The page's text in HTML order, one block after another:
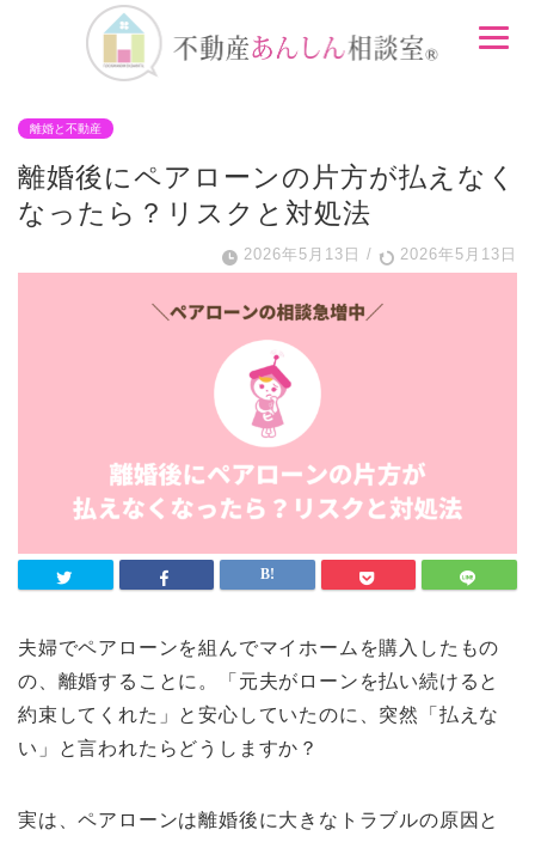
離婚と不動産
離婚後にペアローンの片方が払えなく
なったら？リスクと対処法
2026年5月13日 / 2026年5月13日
夫婦でペアローンを組んでマイホームを購入したもの
の、離婚することに。「元夫がローンを払い続けると
約束してくれた」と安心していたのに、突然「払えな
い」と言われたらどうしますか？
実は、ペアローンは離婚後に大きなトラブルの原因と